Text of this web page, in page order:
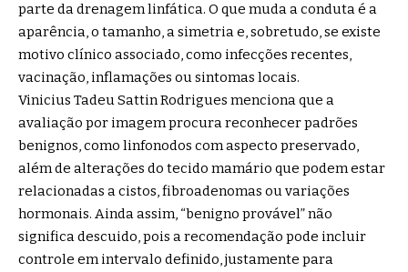
parte da drenagem linfática. O que muda a conduta é a
aparência, o tamanho, a simetria e, sobretudo, se existe
motivo clínico associado, como infecções recentes,
vacinação, inflamações ou sintomas locais.
Vinicius Tadeu Sattin Rodrigues menciona que a
avaliação por imagem procura reconhecer padrões
benignos, como linfonodos com aspecto preservado,
além de alterações do tecido mamário que podem estar
relacionadas a cistos, fibroadenomas ou variações
hormonais. Ainda assim, “benigno provável” não
significa descuido, pois a recomendação pode incluir
controle em intervalo definido, justamente para